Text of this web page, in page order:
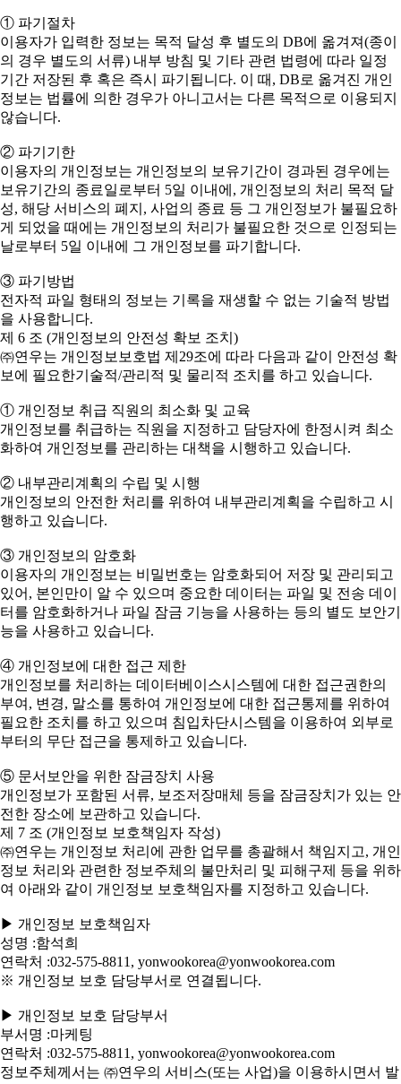
① 파기절차
이용자가 입력한 정보는 목적 달성 후 별도의 DB에 옮겨져(종이
의 경우 별도의 서류) 내부 방침 및 기타 관련 법령에 따라 일정
기간 저장된 후 혹은 즉시 파기됩니다. 이 때, DB로 옮겨진 개인
정보는 법률에 의한 경우가 아니고서는 다른 목적으로 이용되지
않습니다.
② 파기기한
이용자의 개인정보는 개인정보의 보유기간이 경과된 경우에는
보유기간의 종료일로부터 5일 이내에, 개인정보의 처리 목적 달
성, 해당 서비스의 폐지, 사업의 종료 등 그 개인정보가 불필요하
게 되었을 때에는 개인정보의 처리가 불필요한 것으로 인정되는
날로부터 5일 이내에 그 개인정보를 파기합니다.
③ 파기방법
전자적 파일 형태의 정보는 기록을 재생할 수 없는 기술적 방법
을 사용합니다.
제 6 조 (개인정보의 안전성 확보 조치)
㈜연우는 개인정보보호법 제29조에 따라 다음과 같이 안전성 확
보에 필요한기술적/관리적 및 물리적 조치를 하고 있습니다.
① 개인정보 취급 직원의 최소화 및 교육
개인정보를 취급하는 직원을 지정하고 담당자에 한정시켜 최소
화하여 개인정보를 관리하는 대책을 시행하고 있습니다.
② 내부관리계획의 수립 및 시행
개인정보의 안전한 처리를 위하여 내부관리계획을 수립하고 시
행하고 있습니다.
③ 개인정보의 암호화
이용자의 개인정보는 비밀번호는 암호화되어 저장 및 관리되고
있어, 본인만이 알 수 있으며 중요한 데이터는 파일 및 전송 데이
터를 암호화하거나 파일 잠금 기능을 사용하는 등의 별도 보안기
능을 사용하고 있습니다.
④ 개인정보에 대한 접근 제한
개인정보를 처리하는 데이터베이스시스템에 대한 접근권한의
부여, 변경, 말소를 통하여 개인정보에 대한 접근통제를 위하여
필요한 조치를 하고 있으며 침입차단시스템을 이용하여 외부로
부터의 무단 접근을 통제하고 있습니다.
⑤ 문서보안을 위한 잠금장치 사용
개인정보가 포함된 서류, 보조저장매체 등을 잠금장치가 있는 안
전한 장소에 보관하고 있습니다.
제 7 조 (개인정보 보호책임자 작성)
㈜연우는 개인정보 처리에 관한 업무를 총괄해서 책임지고, 개인
정보 처리와 관련한 정보주체의 불만처리 및 피해구제 등을 위하
여 아래와 같이 개인정보 보호책임자를 지정하고 있습니다.
▶ 개인정보 보호책임자
성명 :함석희
연락처 :032-575-8811, yonwookorea@yonwookorea.com
※ 개인정보 보호 담당부서로 연결됩니다.
▶ 개인정보 보호 담당부서
부서명 :마케팅
연락처 :032-575-8811, yonwookorea@yonwookorea.com
정보주체께서는 ㈜연우의 서비스(또는 사업)을 이용하시면서 발